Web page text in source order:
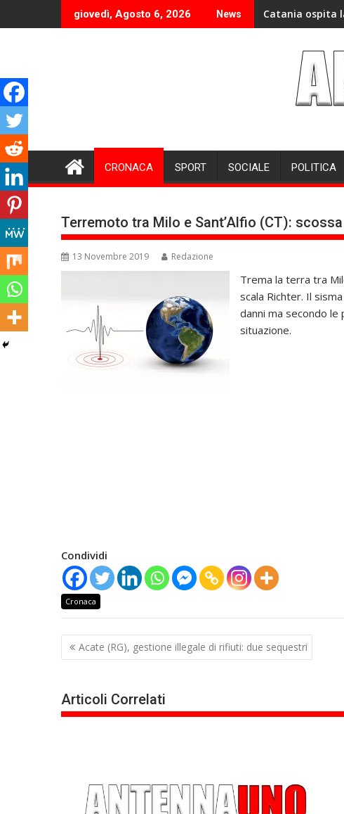
to
giovedì, Agosto 6, 2026 News Catania ospita
CRONACA SPORT SOCIALE POLITICA
Terremoto tra Milo e Sant’Alfio (CT):
13 Novembre 2019 Redazione
Trema la terra tra
scala Richter. Il
danni ma secondo
situazione.
Condividi
Cronaca
Navigazione
articoli
Acate (RG), gestione illegale di rifiuti: due sequestri
Articoli Correlati